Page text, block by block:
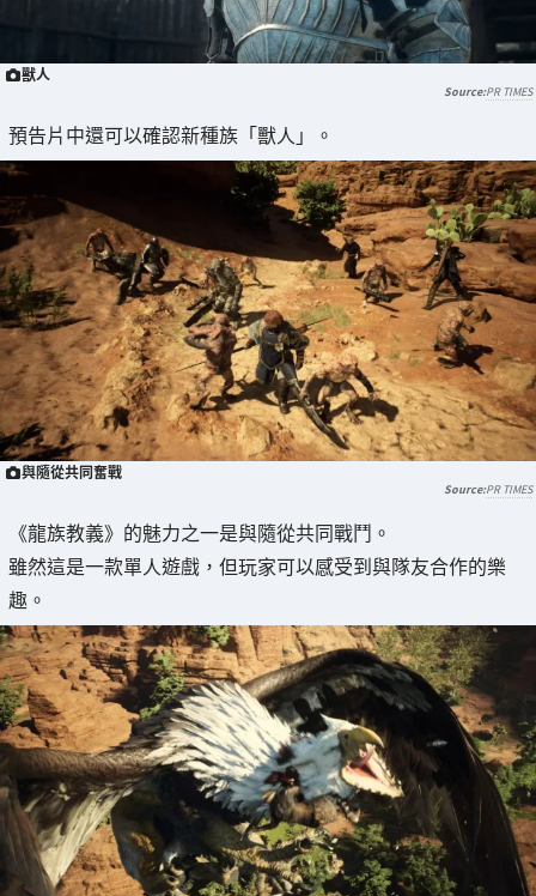
獸人
PR TIMES
預告片中還可以確認新種族「獸人」。
與隨從共同奮戰
PR TIMES
《龍族教義》的魅力之一是與隨從共同戰鬥。
雖然這是一款單人遊戲，但玩家可以感受到與隊友合作的樂
趣。